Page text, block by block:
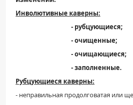
Инволютивные каверны:
- рубцующиеся;
- очищенные;
- очищающиеся;
- заполненные.
Рубцующиеся каверны:
- неправильная продолговатая или